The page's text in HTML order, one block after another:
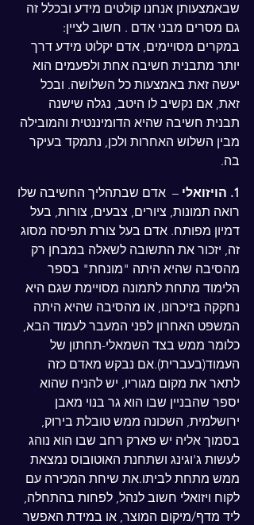
שבאמצעותן אנחנו קולטים מידע ובכלל זה
גם מסרים מבני אדם . חשוב לציין:
במקרים מסויימים, אדם יקלוט מידע דרך
יותר מתבנית חשיבה אחת ולפעמים הוא
יעשה זאת באמצעות כל השלושה. ובכל
זאת, אם נקשיב לו היטב, נגלה שישנה
תבנית חשיבה שהיא הדומיננטית והמובילה
מבין השלוש האחרות ולכן, נתמקד בעיקר
בה.
1. הויזואלי
–  אדם שבתהליך החשיבה שלו
רואה תמונות, ציורים, צבעים, צורות, בעל
דמיון מפותח. אדם בעל צורת תפיסה מסוג
זה, יזכור את התשובה לשאלה במבחן רק
מהסיבה שהיא היתה "מונחת" בספר
הלימוד מתחת לתמונה מסויימת שגם היא
נחקקה בזיכרונו, או מהסיבה שהיא היתה
המשפט האחרון לפני המעבר לעמוד הבא,
כלומר ממש בצד השמאלי-תחתון של
העמוד(בעברית).אם נבקש מאדם כזה
לתאר את מקום מגוריו, יש להניח שהוא
יספר שהבניין שבו הוא גר בנוי מאבן
ירושלמית, השכונה ממש טובלת בירוק,
בסמוך אליה יש פארק רחב שבו הוא נוהג
לעשות ג'וגינג ושתחנת האוטובוס נמצאת
ממש מתחת לביתו.את שיחת המכירה עם
לקוח ויזואלי חשוב לנהל, לפחות בהתחלה,
ליד מדף/מיקום המוצר, או במידת האפשר